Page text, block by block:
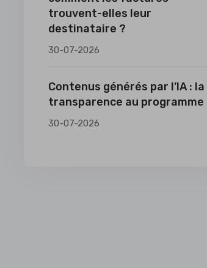
trouvent-elles leur
destinataire ?
30-07-2026
Contenus générés par l’IA : la
transparence au programme
30-07-2026